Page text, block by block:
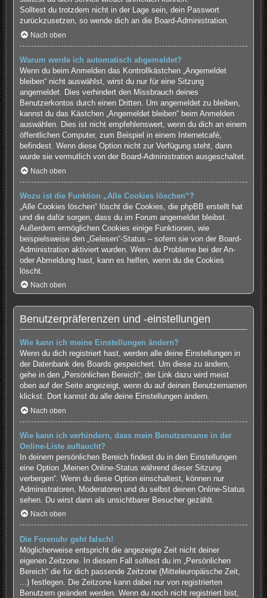
Solltest du trotzdem nicht in der Lage sein, dein Passwort
zurückzusetzen, so wende dich an die Board-Administration.
Nach oben
Warum werde ich automatisch abgemeldet?
Wenn du beim Anmelden das Kontrollkästchen „Angemeldet
bleiben“ nicht auswählst, wirst du nur für eine Sitzung
angemeldet. Dies verhindert den Missbrauch deines
Benutzerkontos durch einen Dritten. Um angemeldet zu bleiben,
kannst du das Kästchen „Angemeldet bleiben“ beim Anmelden
auswählen. Dies ist nicht empfehlenswert, wenn du dich an einem
öffentlichen Computer, zum Beispiel in einem Internetcafé,
befindest. Wenn diese Option nicht zur Verfügung steht, dann
wurde sie vermutlich von der Board-Administration ausgeschaltet.
Nach oben
Wozu ist die Funktion „Alle Cookies löschen“?
„Alle Cookies löschen“ löscht die Cookies, die phpBB erstellt hat
und die dafür sorgen, dass du im Forum angemeldet bleibst.
Außerdem ermöglichen Cookies einige Funktionen, wie
beispielsweise den „Gelesen“-Status – sofern sie von der Board-
Administration aktiviert wurden. Wenn du Probleme bei der An-
oder Abmeldung hast, kann es helfen, wenn du die Cookies
löscht.
Nach oben
Benutzerpräferenzen und -einstellungen
Wie kann ich meine Einstellungen ändern?
Wenn du dich registriert hast, werden alle deine Einstellungen in
der Datenbank des Boards gespeichert. Um diese zu ändern,
gehe in den „Persönlichen Bereich“; der Link dazu wird meist
oben auf der Seite angezeigt, wenn du auf deinen Benutzernamen
klickst. Dort kannst du alle deine Einstellungen ändern.
Nach oben
Wie kann ich verhindern, dass mein Benutzername in der
Online-Liste auftaucht?
In deinem persönlichen Bereich findest du in den Einstellungen
eine Option „Meinen Online-Status während dieser Sitzung
verbergen“. Wenn du diese Option einschaltest, können nur
Administratoren, Moderatoren und du selbst deinen Online-Status
sehen. Du wirst dann als unsichtbarer Besucher gezählt.
Nach oben
Die Forenuhr geht falsch!
Möglicherweise entspricht die angezeigte Zeit nicht deiner
eigenen Zeitzone. In diesem Fall solltest du im „Persönlichen
Bereich“ die für dich passende Zeitzone (Mitteleuropäische Zeit,
...) festlegen. Die Zeitzone kann dabei nur von registrierten
Benutzern geändert werden. Wenn du noch nicht registriert bist,